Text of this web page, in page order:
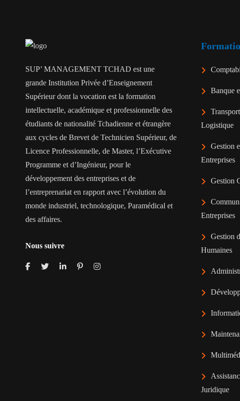
SUP’ MANAGEMENT TCHAD est une
grande Institution Privée d’Enseignement
Supérieur dont la vocation est la formation
intellectuelle, académique et professionnelle des
étudiants de nationalité Tchadienne et étrangère
aux cycles de Brevet de Technicien Supérieur, de
Licence Professionnelle, de Master, l’Exécutive
Programme et d’Ingénieur, pour le
développement des entreprises et de
l’entreprenariat en rapport avec l’évolution du
monde industriel, technologique, Paramédical et
des affaires.
Nous suivre
Banque
Logistique
Gestion
Entreprises
Gestion
Entreprises
Gestion
Humaines
Juridique